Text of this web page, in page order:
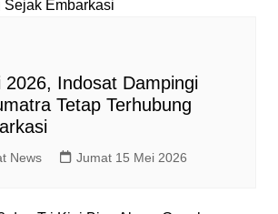
2026, Indosat Dampingi
Tetap Terhubung
News Jumat 15 Mei 2026